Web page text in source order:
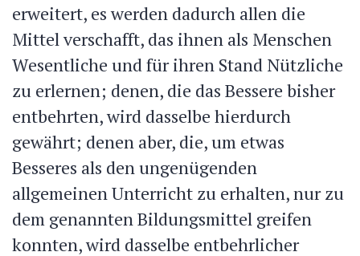
erweitert, es werden dadurch allen die
Mittel verschafft, das ihnen als Menschen
Wesentliche und für ihren Stand Nützliche
zu erlernen; denen, die das Bessere bisher
entbehrten, wird dasselbe hierdurch
gewährt; denen aber, die, um etwas
Besseres als den ungenügenden
allgemeinen Unterricht zu erhalten, nur zu
dem genannten Bildungsmittel greifen
konnten, wird dasselbe entbehrlicher